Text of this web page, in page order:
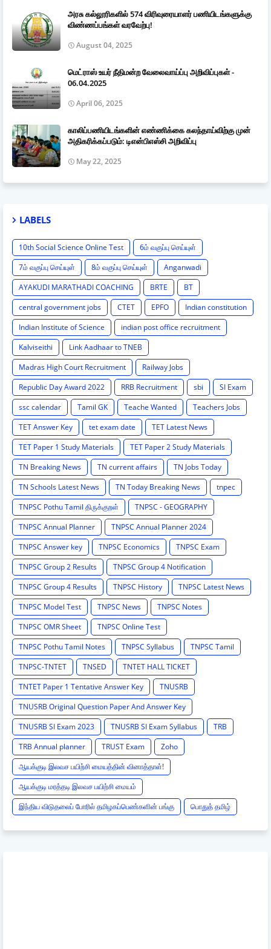
அரசு கல்லூரிகளில் 574 விரிவுரையாளர் பணியிடங்களுக்கு
விண்ணப்பங்கள் வரவேற்பு!
August 04, 2025
மெட்ராஸ் உயர் நீதிமன்ற வேலைவாய்ப்பு அறிவிப்புகள் -
06.04.2025
April 06, 2025
காலிப்பணியிடங்களின் எண்ணிக்கை கலந்தாய்விற்கு முன்
அதிகரிக்கப்படும்: டிஎன்பிஎஸ்சி அறிவிப்பு
May 22, 2025
LABELS
10th Social Science Online Test
6ம் வகுப்பு செய்யுள்
7ம் வகுப்பு செய்யுள்
8ம் வகுப்பு செய்யுள்
Anganwadi
AYAKUDI MARATHADI COACHING
BRTE
BT
central government jobs
CTET EPFO
Indian constitution
Indian Institute of Science
indian post office recruitment
Kalviseithi
Link Aadhaar to TNEB
Madras High Court Recruitment
Railway Jobs
Republic Day Award 2022
RRB Recruitment sbi
SI Exam
ssc calendar
Tamil GK Teache Wanted
Teachers Jobs
TET Answer Key
tet exam date
TET Latest News
TET Paper 1 Study Materials
TET Paper 2 Study Materials
TN Breaking News
TN current affairs
TN Jobs Today
TN Schools Latest News
TN Today Breaking News
tnpec
TNPSC Pothu Tamil திருக்குறள்
TNPSC - GEOGRAPHY
TNPSC Annual Planner
TNPSC Annual Planner 2024
TNPSC Answer key
TNPSC Economics
TNPSC Exam
TNPSC Group 2 Results
TNPSC Group 4 Notification
TNPSC Group 4 Results
TNPSC History
TNPSC Latest News
TNPSC Model Test
TNPSC News
TNPSC Notes
TNPSC OMR Sheet
TNPSC Online Test
TNPSC Pothu Tamil Notes
TNPSC Syllabus
TNPSC Tamil
TNPSC-TNTET
TNSED
TNTET HALL TICKET
TNTET Paper 1 Tentative Answer Key
TNUSRB
TNUSRB Original Question Paper And Answer Key
TNUSRB SI Exam 2023
TNUSRB SI Exam Syllabus
TRB
TRB Annual planner
TRUST Exam
Zoho
ஆயக்குடி இலவச பயிற்சி மையத்தின் வினாத்தாள்!
ஆயக்குடி மரத்தடி இலவச பயிற்சி மையம்
இந்திய விடுதலைப் போரில் தமிழகப்பெண்களின் பங்கு
பொதுத் தமிழ்